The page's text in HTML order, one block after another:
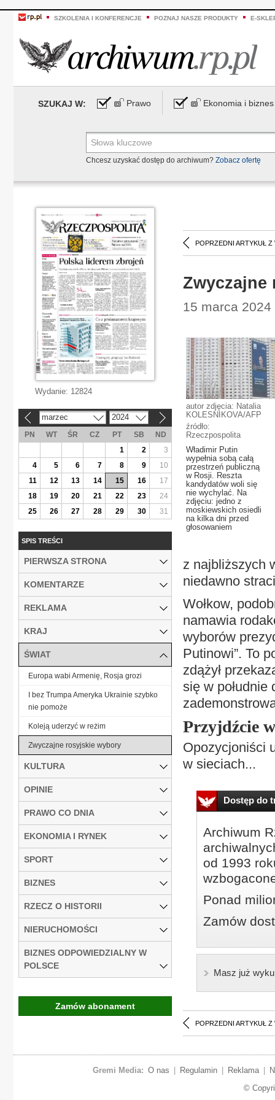
SZKOLENIA I KONFERENCJE POZNAJ NASZE PRODUKTY E-
SZUKAJ W: Prawo Ekonomia i biznes
Chcesz uzyskać dostęp do archiwum? Zobacz ofertę
POPRZEDNI ARTYKUŁ Z
Zwyczajne
15 marca 2024
autor zdjęcia: Natalia
KOLESNIKOVA/AFP
źródło:
Rzeczpospolita
Władimir Putin
wypełnia sobą całą
przestrzeń publiczną
w Rosji. Reszta
kandydatów woli się
nie wychylać. Na
zdjęciu: jedno z
moskiewskich osiedli
na kilka dni przed
głosowaniem
z najbliższych
niedawno
Wołkow,
namawia
wyborów
Putinowi”. To
zdążył
się w
Przyjdźcie
Opozycjoniści
w sieciach...
Dostęp do
Archiwum
od 1993
Ponad
Zamów
Masz już
POPRZEDNI ARTYKUŁ Z
Wydanie: 12824
marzec 2024
PN WT ŚR CZ PT SB
ND
1
2
3
4
5 6 7 8 9
10
11
12 13 14 15 16
17
18
19 20 21 22 23
24
25
26 27 28 29 30 31
SPIS TREŚCI
PIERWSZA STRONA
KOMENTARZE
REKLAMA
KRAJ
ŚWIAT
Europa wabi Armenię, Rosja grozi
I bez Trumpa Ameryka Ukrainie szybko
nie pomoże
Koleją uderzyć w reżim
Zwyczajne rosyjskie wybory
KULTURA
OPINIE
PRAWO CO DNIA
EKONOMIA I RYNEK
SPORT
BIZNES
RZECZ O HISTORII
NIERUCHOMOŚCI
BIZNES ODPOWIEDZIALNY W
POLSCE
Zamów abonament
Gremi Media: O nas Regulamin Reklama
©